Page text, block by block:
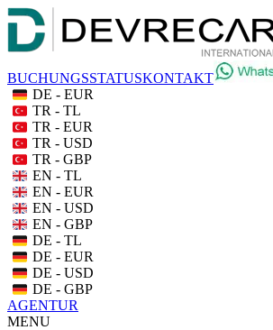
BUCHUNGSSTATUSKONTAKT
DE - EUR
TR - TL
TR - EUR
TR - USD
TR - GBP
EN - TL
EN - EUR
EN - USD
EN - GBP
DE - TL
DE - EUR
DE - USD
DE - GBP
AGENTUR
MENU